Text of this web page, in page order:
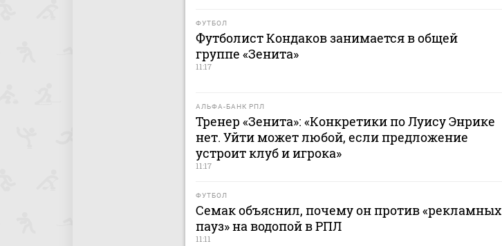
ФУТБОЛ
Футболист Кондаков занимается в общей
группе «Зенита»
11:17
АЛЬФА-БАНК РПЛ
Тренер «Зенита»: «Конкретики по Луису Энрике
нет. Уйти может любой, если предложение
устроит клуб и игрока»
11:17
ФУТБОЛ
Семак объяснил, почему он против «рекламных
пауз» на водопой в РПЛ
11:11